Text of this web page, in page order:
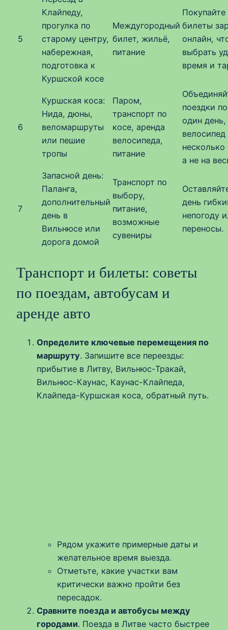
5
Клайпеду,
прогулка по
старому центру,
набережная,
подготовка к
Куршской косе
Междугородный
билет, жильё,
питание
Покупайте
билеты
онлайн,
выбрать
время и
6
Куршская коса:
Нида, дюны,
веломаршруты
или пешие
тропы
Паром,
транспорт по
косе, аренда
велосипеда,
питание
поездки
один день,
велосипед
несколько
а не на
7
Запасной день:
Палангa,
дополнительный
день в
Вильнюсе или
дорога домой
Транспорт по
выбору,
питание,
возможные
сувениры
день
непогоду
переносы.
Транспорт и билеты: советы
по поездам, автобусам и
аренде авто
Определите ключевые перемещения по
маршруту. Запишите все переезды:
прибытие в Литву, Вильнюс-Тракай,
Вильнюс-Каунас, Каунас-Клайпеда,
Клайпеда-Куршская коса, обратный путь.
Рядом укажите примерные даты и
желательное время выезда.
Отметьте, какие участки вам
критически важно пройти без
пересадок.
Сравните поезда и автобусы между
городами. Поезда в Литве часто быстрее